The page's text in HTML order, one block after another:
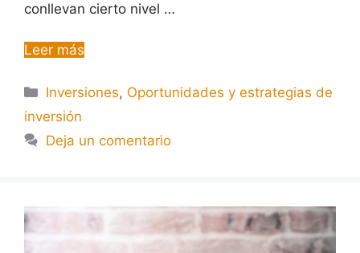
conllevan cierto nivel …
Leer más
Inversiones, Oportunidades y estrategias de
inversión
Deja un comentario